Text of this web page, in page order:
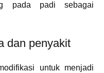
pada padi sebagai
dan penyakit
untuk menjadi